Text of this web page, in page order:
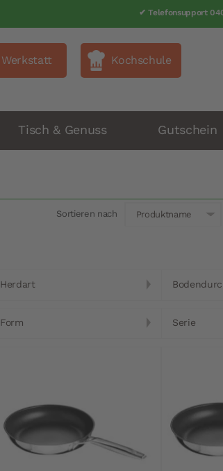
✔ Telefonsupport
Werkstatt Kochschule
Tisch & Genuss Gutschein
Sortieren nach Produktname
Herdart
Form Serie